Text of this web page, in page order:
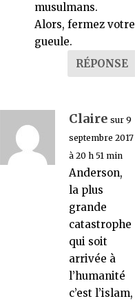
musulmans.
Alors, fermez votre
gueule.
RÉPONSE
Claire sur 9
septembre 2017
à 20 h 51 min
Anderson,
la plus
grande
catastrophe
qui soit
arrivée à
l’humanité
c’est l’islam,